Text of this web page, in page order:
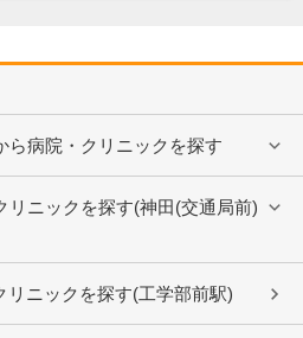
ら病院・クリニックを探す
リニックを探す(神田(交通局前)
リニックを探す(工学部前駅)